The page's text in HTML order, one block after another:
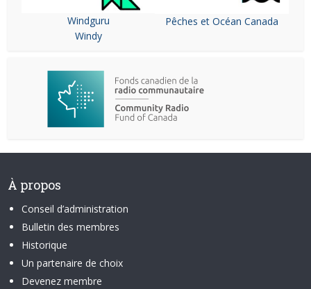
Windguru
Windy
Pêches et Océan Canada
À propos
Conseil d’administration
Bulletin des membres
Historique
Un partenaire de choix
Devenez membre